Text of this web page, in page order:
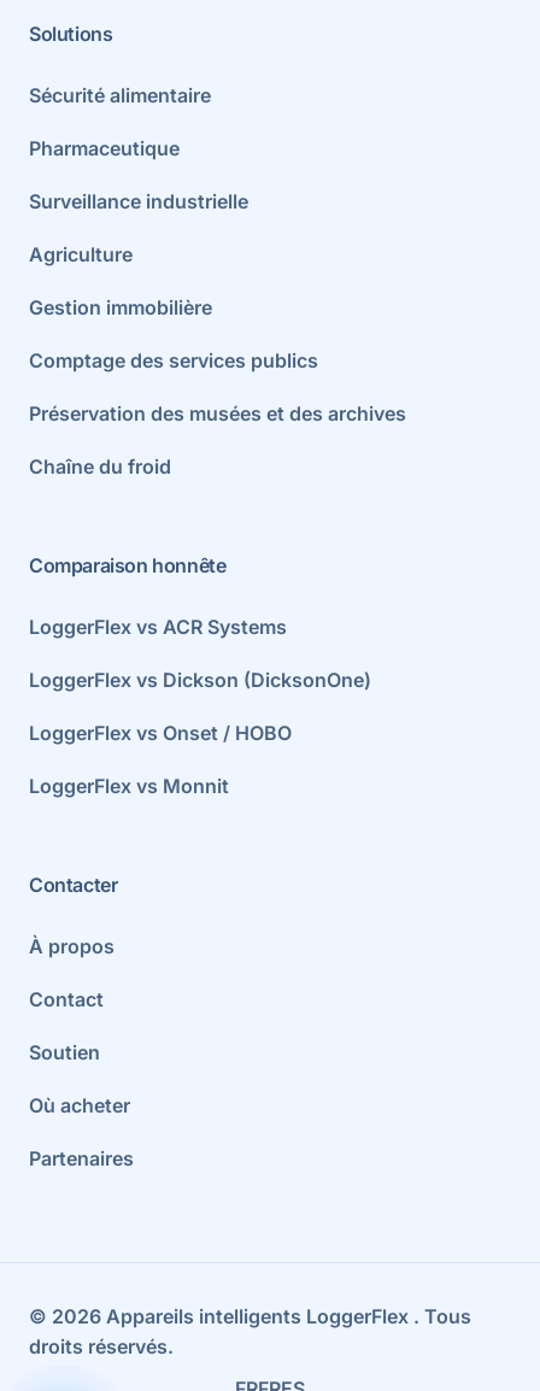
Solutions
Sécurité alimentaire
Pharmaceutique
Surveillance industrielle
Agriculture
Gestion immobilière
Comptage des services publics
Préservation des musées et des archives
Chaîne du froid
Comparaison honnête
LoggerFlex vs ACR Systems
LoggerFlex vs Dickson (DicksonOne)
LoggerFlex vs Onset / HOBO
LoggerFlex vs Monnit
Contacter
À propos
Contact
Soutien
Où acheter
Partenaires
© 2026 Appareils intelligents LoggerFlex . Tous
droits réservés.